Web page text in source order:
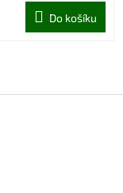
Do košíku